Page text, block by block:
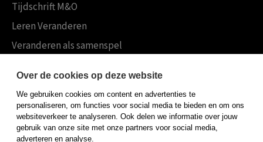
Tijdschrift M&O
Leren Veranderen
Veranderen als samenspel
Koninklijke Boom uitgevers
Boom Psychologie
Boom Hoger Onderwijs
Over de cookies op deze website
We gebruiken cookies om content en advertenties te
personaliseren, om functies voor social media te bieden en om ons
websiteverkeer te analyseren. Ook delen we informatie over jouw
gebruik van onze site met onze partners voor social media,
adverteren en analyse.